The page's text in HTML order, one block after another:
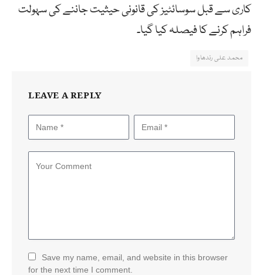
کاری سے قبل سوسائٹیز کی قانونی حیثیت جاننے کی سہولت
فراہم کرنے کا فیصلہ کیا گیا۔
محمد علی رندھاوا
LEAVE A REPLY
Save my name, email, and website in this browser
for the next time I comment.